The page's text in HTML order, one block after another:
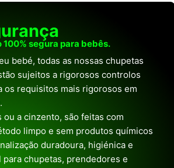
segura para bebês.
bebé, todas as nossas chupetas
sujeitos a rigorosos controlos
os requisitos mais rigorosos em
a cinzento, são feitas com
limpo e sem produtos químicos
duradoura, higiénica e
para chupetas, prendedores e